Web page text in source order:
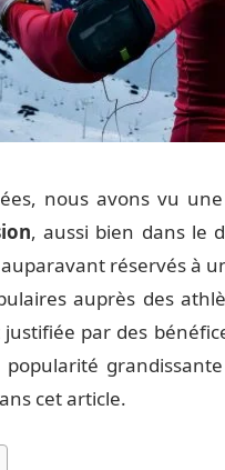
nous avons vu
, aussi bien dans le
réservés à
auprès des
par des
cet article.